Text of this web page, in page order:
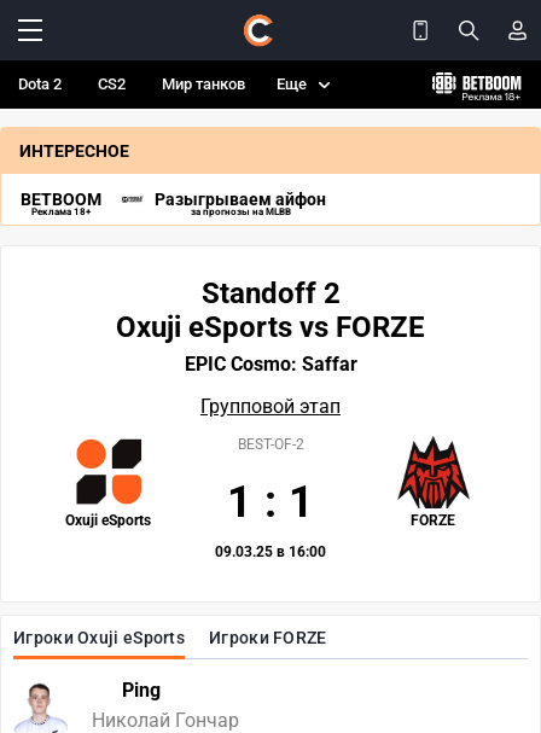
Dota 2 CS2 Мир танков Еще
ИНТЕРЕСНОЕ
BETBOOM
Реклама 18+
Разыгрываем айфон
за прогнозы на MLBB
Игроки Oxuji eSports Игроки FORZE
Ping
Николай Гончар
Standoff 2
Oxuji eSports vs FORZE
EPIC Cosmo: Saffar
Групповой этап
Oxuji eSports FORZE
BEST-OF-2
1 : 1
09.03.25 в 16:00